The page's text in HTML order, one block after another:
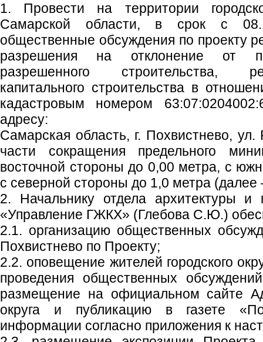
1. Провести на территории
Самарской области, в срок с
общественные обсуждения по проекту
разрешения на отклонение от
разрешенного строительства,
капитального строительства в
кадастровым номером
адресу:
Самарская область, г. Похвистнево,
части сокращения предельного
восточной стороны до 0,00 метра, с
с северной стороны до 1,0 метра (далее
2. Начальнику отдела архитектуры и
«Управление ГЖКХ» (Глебова С.Ю.)
2.1. организацию общественных
Похвистнево по Проекту;
2.2. оповещение жителей городского
проведения общественных
размещение на официальном сайте
округа и публикацию в газете
информации согласно приложения к